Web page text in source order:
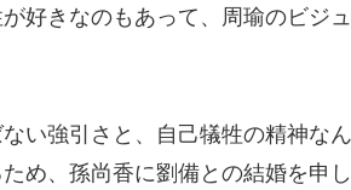
好きなのもあって、周瑜のビジ
い強引さと、自己犠牲の精神な
め、孫尚香に劉備との結婚を申